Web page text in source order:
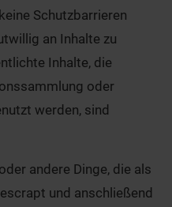
Schutzbarrieren
an Inhalte zu
Inhalte, die
oder
werden, sind
andere Dinge, die als
und anschließend